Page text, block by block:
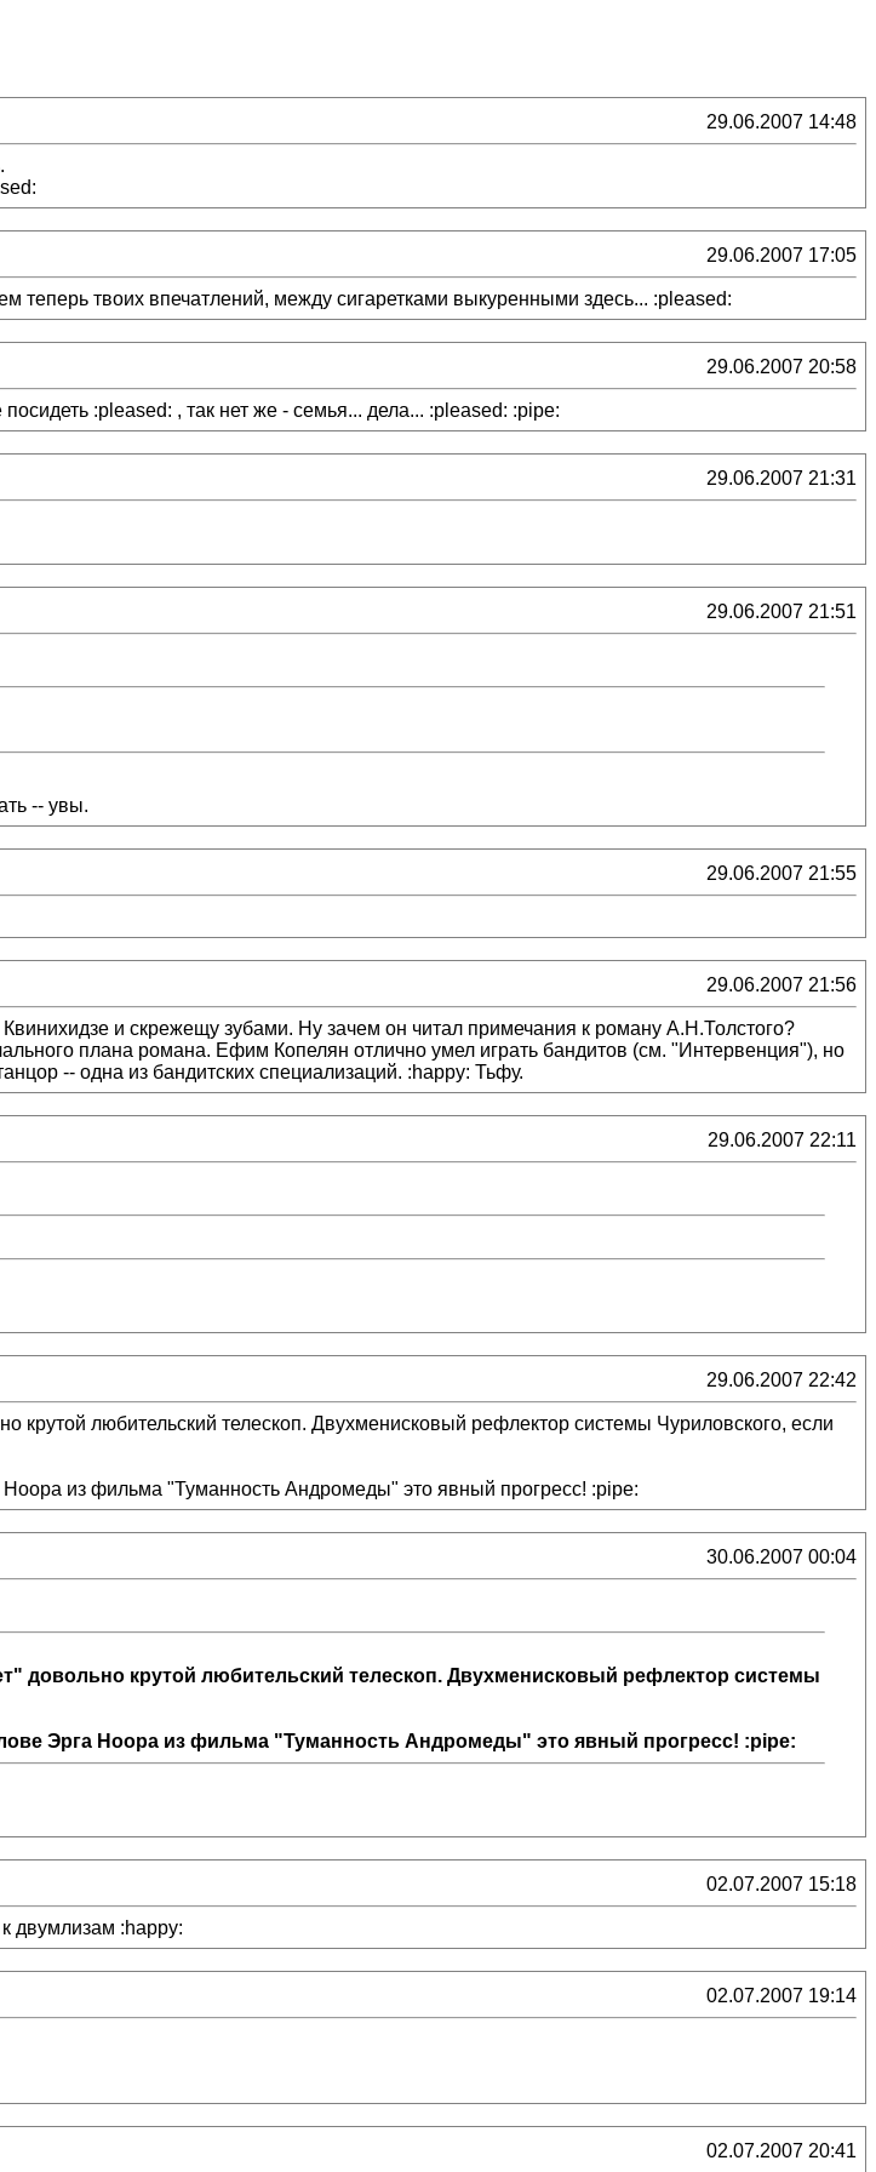
29.06.2007 14:48
29.06.2007 17:05
твоих впечатлений, между сигаретками выкуренными здесь... :pleased:
29.06.2007 20:58
:pleased: , так нет же - семья... дела... :pleased: :pipe:
29.06.2007 21:31
29.06.2007 21:51
-- увы.
29.06.2007 21:55
29.06.2007 21:56
и скрежещу зубами. Ну зачем он читал примечания к роману А.Н.Толстого?
плана романа. Ефим Копелян отлично умел играть бандитов (см. "Интервенция"), но
-- одна из бандитских специализаций. :happy: Тьфу.
29.06.2007 22:11
29.06.2007 22:42
любительский телескоп. Двухменисковый рефлектор системы Чуриловского, если
из фильма "Туманность Андромеды" это явный прогресс! :pipe:
30.06.2007 00:04
довольно крутой любительский телескоп. Двухменисковый рефлектор системы
Эрга Ноора из фильма "Туманность Андромеды" это явный прогресс! :pipe:
02.07.2007 15:18
двумлизам :happy:
02.07.2007 19:14
02.07.2007 20:41